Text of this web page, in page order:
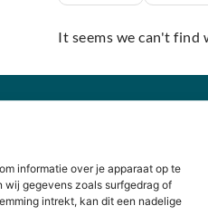
informatie over je apparaat op te
wij gegevens zoals surfgedrag of
intrekt, kan dit een nadelige
It seems we can't find
SCHRIJF JE IN VOOR
Wil je op de hoogte blijven
Schrijf je dan in voor onze